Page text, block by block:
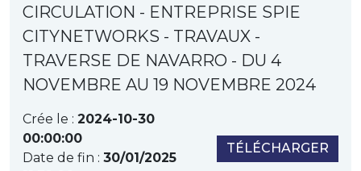
CIRCULATION - ENTREPRISE SPIE
CITYNETWORKS - TRAVAUX -
TRAVERSE DE NAVARRO - DU 4
NOVEMBRE AU 19 NOVEMBRE 2024
Crée le : 2024-10-30
00:00:00
Date de fin : 30/01/2025
TÉLÉCHARGER